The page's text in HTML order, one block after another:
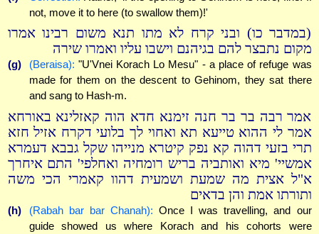
not, move it to here (to swallow them)!'
(במדבר כו) ובני קרח לא מתו תנא משום רבינו אמרו
מקום נתבצר להם בגיהנם וישבו עליו ואמרו שירה
(g) (Beraisa): "U'Vnei Korach Lo Mesu" - a place of refuge was
made for them on the descent to Gehinom, they sat there
and sang to Hash-m.
אמר רבה בר בר חנה זימנא חדא הוה קאזלינא באורחא
אמר לי ההוא טייעא תא ואחוי לך בלועי דקרח אזיל חזא
תרי בזעי דהוה קא נפק קיטרא מנייהו שקל גבבא דעמרא
אמשיי' מיא ואותביה בריש רומחיה ואחלפי' התם איחרך
א"ל אצית מה שמעת ושמעית דהוו קאמרי הכי משה
ותורתו אמת והן בדאים
(h) (Rabah bar bar Chanah): Once I was travelling, and our
guide showed us where Korach and his cohorts were